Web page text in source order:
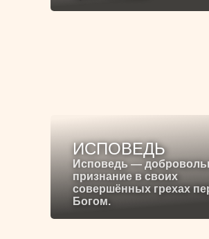
ИСПОВЕДЬ
Исповедь —
признание в своих
совершённых грехах
Богом.